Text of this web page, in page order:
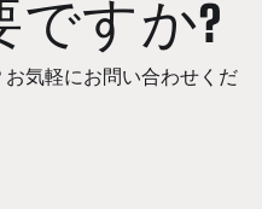
ですか?
気軽にお問い合わせくだ